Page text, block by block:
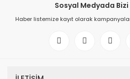
Sosyal Medyada Bizi
Haber listemize kayıt olarak